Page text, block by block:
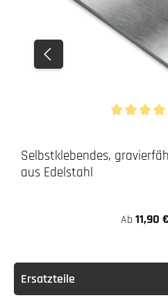
Selbstklebendes,
aus Edelstahl
Ab 11,90 €
Ersatzteile